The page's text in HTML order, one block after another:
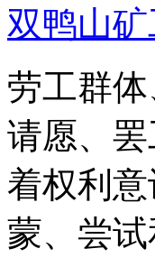
双鸭山
劳工群
请愿、
着权利
蒙、尝试